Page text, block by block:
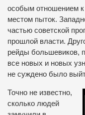
особым отношением
местом пыток.
частью советской
прошлой власти.
рейды большевиков,
все новых и новых
не суждено было
Точно не известно,
сколько людей